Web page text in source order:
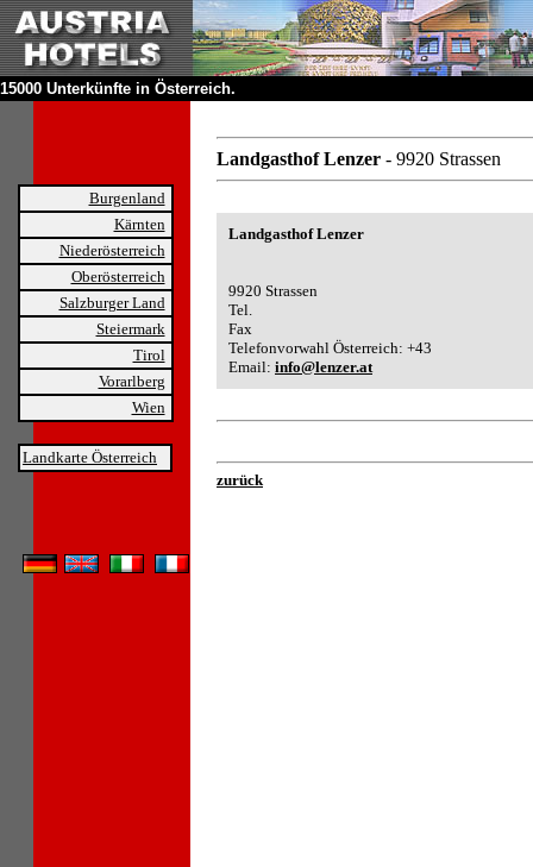
15000 Unterkünfte in Österreich.
Burgenland
Kärnten
Niederösterreich
Oberösterreich
Salzburger Land
Steiermark
Tirol
Vorarlberg
Wien
Landkarte Österreich
Landgasthof Lenzer - 9920 Strassen
Landgasthof Lenzer
9920 Strassen
Tel.
Fax
Telefonvorwahl Österreich: +43
Email: info@lenzer.at
zurück